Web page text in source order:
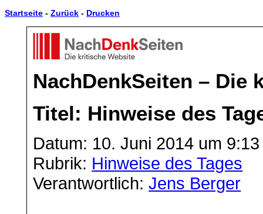
Startseite - Zurück - Drucken
NachDenkSeiten – Die
Titel: Hinweise des
Datum: 10. Juni 2014 um
Rubrik: Hinweise des Tages
Verantwortlich:Jens Berger